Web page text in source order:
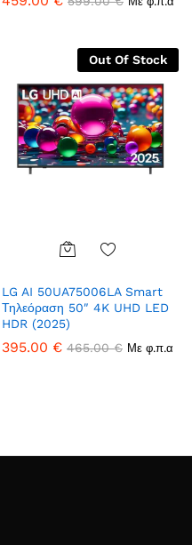
Out Of Stock
to
Wish
LG AI 50UA75006LA Smart
Τηλεόραση 50″ 4K UHD LED
HDR (2025)
395.00 € 465.00€ Με φ.π.α